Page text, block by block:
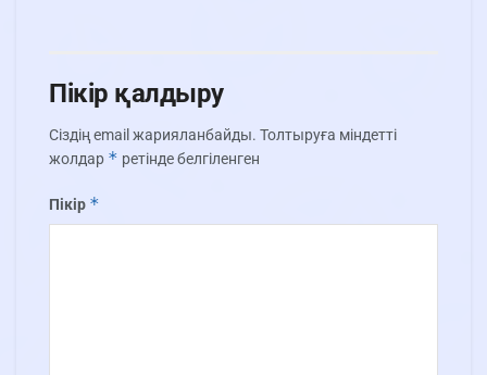
Пікір қалдыру
Сіздің email жарияланбайды. Толтыруға міндетті
жолдар * ретінде белгіленген
Пікір *